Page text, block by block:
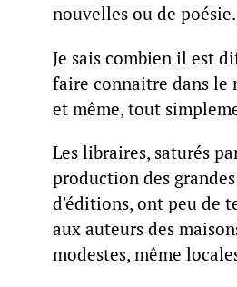
nouvelles ou de
Je sais combien il est
faire connaitre dans
et même, tout
Les libraires, saturés
production des
d'éditions, ont peu de
aux auteurs des
modestes, même